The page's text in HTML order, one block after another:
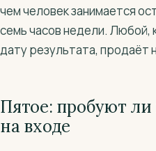
чем человек занимается
семь часов недели. Любой,
дату результата, продаёт
Пятое: пробуют ли
на входе